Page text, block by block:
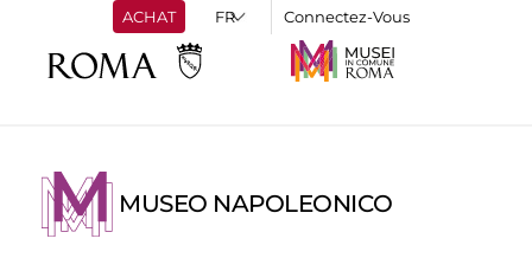
ACHAT Connectez-Vous
MUSEO NAPOLEONICO